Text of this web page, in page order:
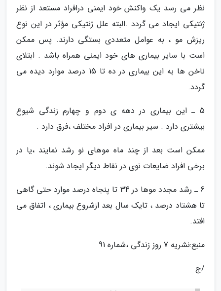
نظر می رسد یک واکنش خود ایمنی درافراد مستعد از نظر
ژنتیکی ایجاد می گردد .البته علل ژنتیکی مؤثر در این نوع
ریزش مو ، به عوامل متعددی بستگی دارند. پس ممکن
است با سایر بیماری های خود ایمنی همراه باشد . ابتلای
ناخن ها به این بیماری در ده تا 15 درصد موارد دیده می
گردد.
5 ـ این بیماری در دهه ی دوم و چهارم زندگی شیوع
بیشتری دارد . سیر بیماری در افراد مختلف ،فرق دارد .
ممکن است بعد از چند ماه موهای نو رشد نمایند ،یا در
برخی افراد ضایعات نوی در نقاط دیگر ایجاد شوند.
6 ـ رشد مجدد موها در 34 تا پنجاه درصد موارد حتی گاهی
تا هشتاد درصد ، تایک سال بعد ازشروع بیماری ، اتفاق می
افتد.
منبع:نشریه 7 روز زندگی ،شماره 91
/ج